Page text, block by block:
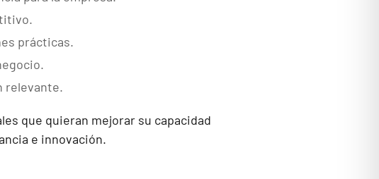
prácticas.
relevante.
que quieran mejorar su capacidad
e innovación.